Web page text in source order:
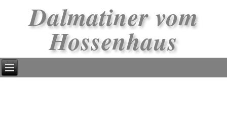
Dalmatiner vom
Hossenhaus